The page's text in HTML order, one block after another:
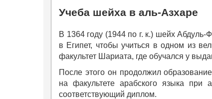
Учеба шейха в аль-Азхаре
В 1364 году (1944 по г. к.) шейх
в Египет, чтобы учиться в одном из
факультет Шариата, где обучался у
После этого он продолжил
на факультете арабского языка
соответствующий диплом.